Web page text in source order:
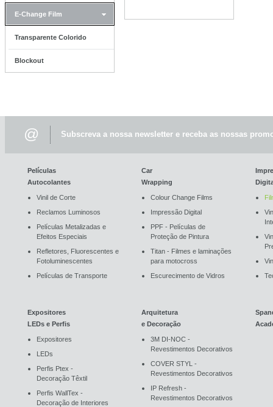
E-Change Film
Transparente Colorido
Blockout
@ Subscreva a nossa newsletter e receba as nossas
Películas
Autocolantes
Vinil de Corte
Reclamos Luminosos
Películas Metalizadas e
Efeitos Especiais
Refletores, Fluorescentes e
Fotoluminescentes
Películas de Transporte
Car
Wrapping
Colour Change Films
Impressão Digital
PPF - Películas de
Proteção de Pintura
Titan - Filmes e laminações
para motocross
Escurecimento de Vidros
Expositores
LEDs e Perfis
Expositores
LEDs
Perfis Ptex -
Decoração Têxtil
Perfis WallTex -
Decoração de Interiores
Arquitetura
e Decoração
3M DI-NOC -
Revestimentos Decorativos
COVER STYL -
Revestimentos Decorativos
IP Refresh -
Revestimentos Decorativos